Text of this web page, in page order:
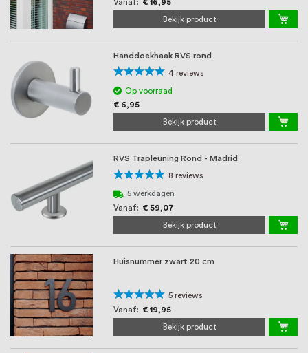
Vanaf € 16,95
Bekijk product
Handdoekhaak RVS rond
Waardering:
100%
4 reviews
Op voorraad
€ 6,95
Bekijk product
RVS Trapleuning Rond - Madrid
Waardering:
100%
8 reviews
5 werkdagen
Vanaf
€ 59,07
Bekijk product
Huisnummer zwart 20 cm
Waardering:
96%
5 reviews
Vanaf
€ 19,95
Bekijk product